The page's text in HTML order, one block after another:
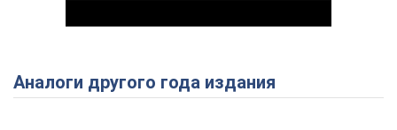
Аналоги другого года издания